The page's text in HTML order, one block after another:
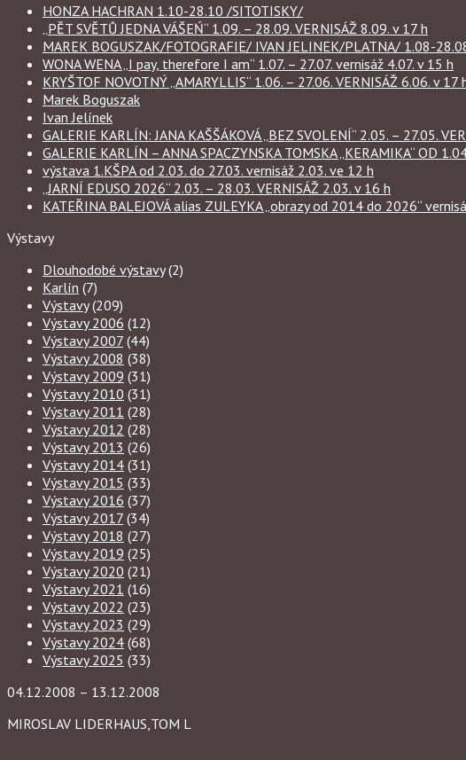
HONZA HACHRAN 1.10-28.10 /SITOTISKY/
„PĚT SVĚTŮ JEDNA VÁŠEŃ“ 1.09. – 28.09. VERNISÁŽ 8.09. v 17 h
MAREK BOGUSZAK/FOTOGRAFIE/ IVAN JELINEK/PLATNA/ 1.08-
WONA WENA „I pay, therefore I am“ 1.07. – 27.07. vernisáž 4.07. v 15 h
KRYŠTOF NOVOTNÝ „AMARYLLIS“ 1.06. – 27.06. VERNISÁŽ 6.06. v 17
Marek Boguszak
Ivan Jelínek
GALERIE KARLÍN: JANA KAŠŠÁKOVÁ „BEZ SVOLENÍ“ 2.05. – 27.05.
GALERIE KARLÍN – ANNA SPACZYNSKA TOMSKA „KERAMIKA“ OD
výstava 1.KŠPA od 2.03. do 27.03. vernisáž 2.03. ve 12 h
„JARNÍ EDUSO 2026“ 2.03. – 28.03. VERNISÁŽ 2.03. v 16 h
KATEŘINA BALEJOVÁ alias ZULEYKA „obrazy od 2014 do 2026“
Výstavy
Dlouhodobé výstavy(2)
Karlín (7)
Výstavy(209)
Výstavy 2006 (12)
Výstavy 2007 (44)
Výstavy 2008 (38)
Výstavy 2009 (31)
Výstavy 2010 (31)
Výstavy 2011 (28)
Výstavy 2012 (28)
Výstavy 2013 (26)
Výstavy 2014 (31)
Výstavy 2015 (33)
Výstavy 2016 (37)
Výstavy 2017 (34)
Výstavy 2018 (27)
Výstavy 2019 (25)
Výstavy 2020 (21)
Výstavy 2021 (16)
Výstavy 2022 (23)
Výstavy 2023 (29)
Výstavy 2024 (68)
Výstavy 2025 (33)
04.12.2008 – 13.12.2008
MIROSLAV LIDERHAUS,TOM L